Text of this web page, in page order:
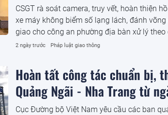
CSGT rà soát camera, truy vết, hoàn thiện
xe máy không biểm số lạng lách, đánh
giao cho công an phường địa bàn xử lý theo
2 ngày trước Pháp luật giao thông
Hoàn tất công tác chuẩn bị,
Quảng Ngãi - Nha Trang từ
Cục Đường bộ Việt Nam yêu cầu các ban